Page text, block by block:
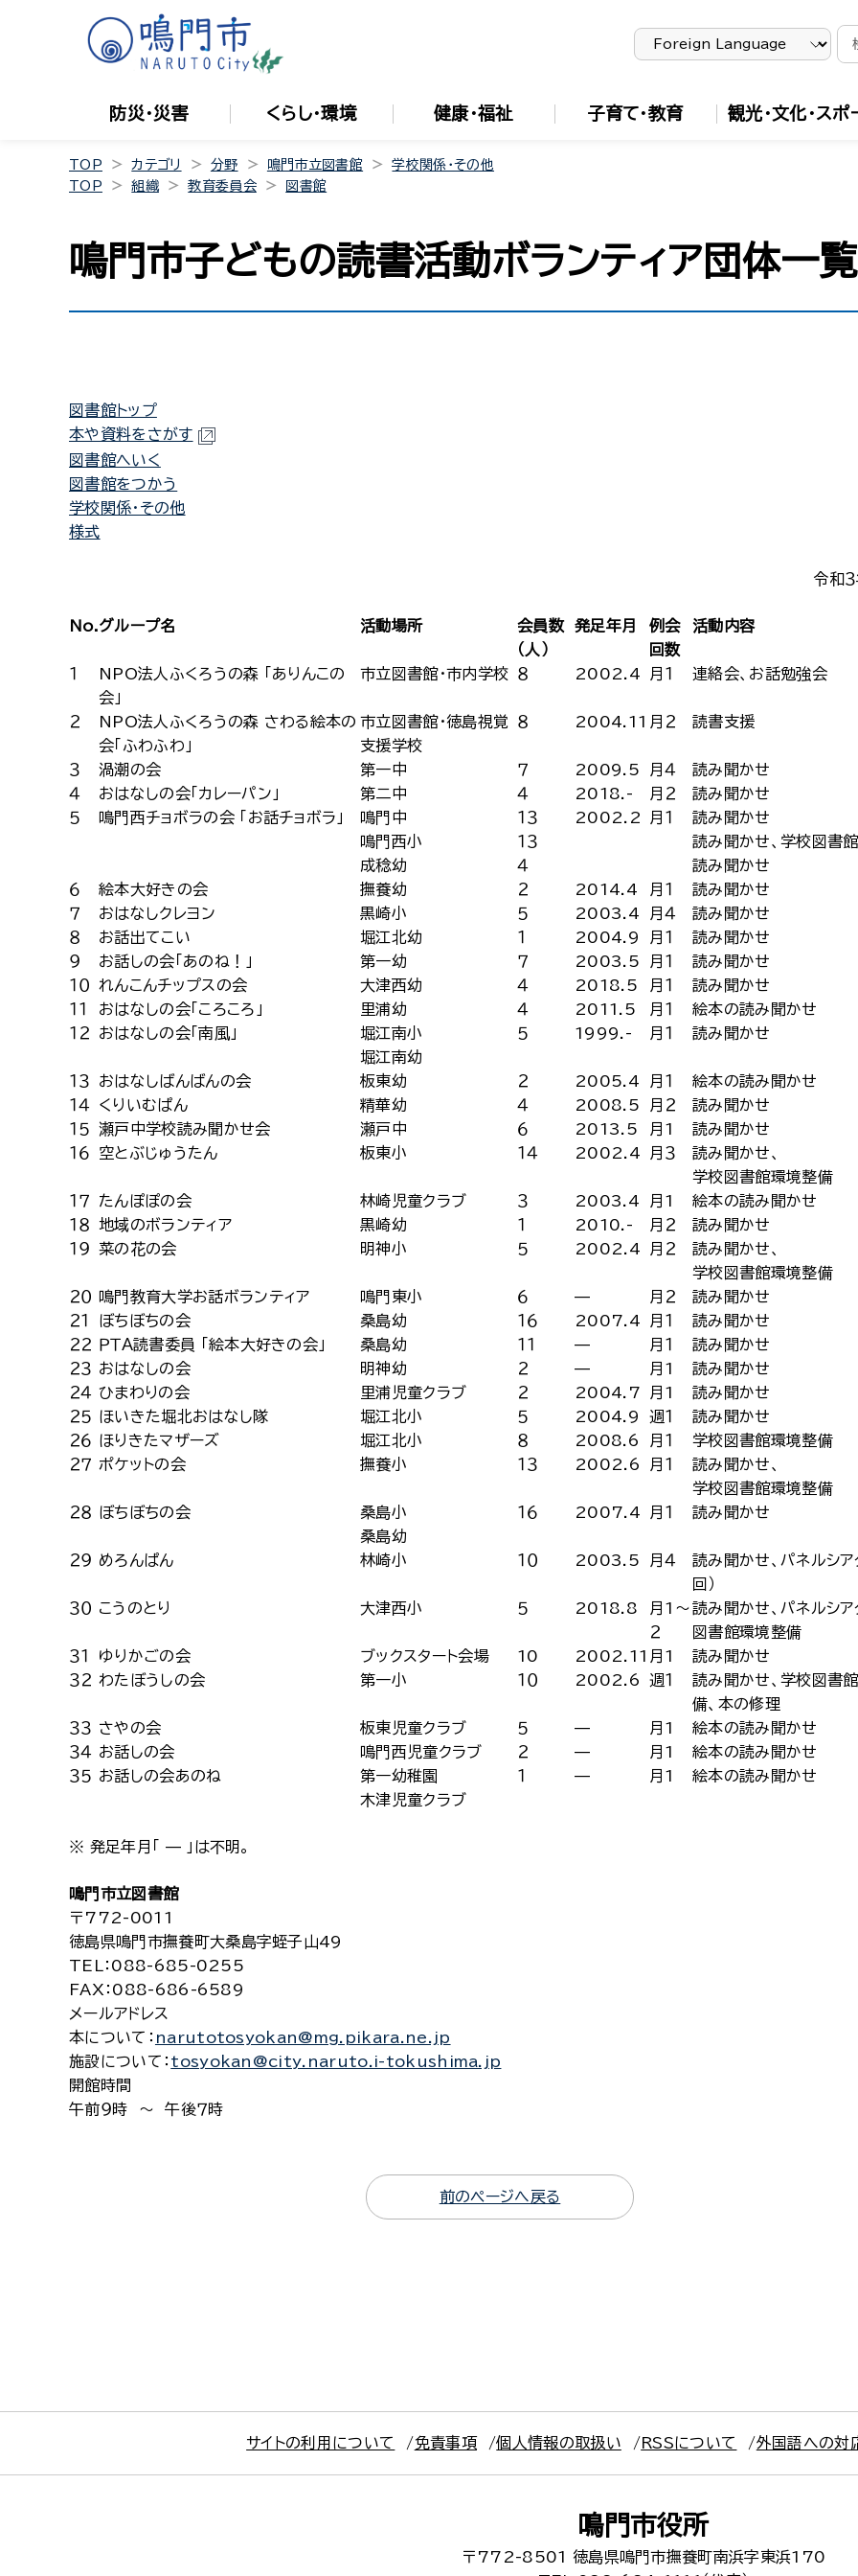
防災・災害 くらし・環境 健康・福祉 子育て・教育 観光・文化・スポ
TOP カテゴリ 分野 鳴門市立図書館
学校関係・その他
TOP
組織 教育委員会 図書館
鳴門市子どもの読書活動ボランティア団体一
図書館トップ
本や資料をさがす
図書館へいく
図書館をつかう
学校関係・その他
様式
令和
No.グループ名 活動場所
会員数
（人）
発足年月
例会
回数
活動内容
１
NPO法人ふくろうの森 「ありんこの
会」
市立図書館・市内学校 ８ 2002.4 月１ 連絡会、お話勉強会
２
NPO法人ふくろうの森 さわる絵本の
会「ふわふわ」
市立図書館・徳島視覚
支援学校
８ 2004.11 月２ 読書支援
３ 渦潮の会 第一中 ７ 2009.5 月４
読み聞かせ
４
おはなしの会「カレーパン」 第二中 ４ 2018.- 月２
読み聞かせ
５
鳴門西チョボラの会 「お話チョボラ」
鳴門中
鳴門西小
成稔幼
１３
１３
４
2002.2 月１
読み聞かせ
読み聞かせ、学校図書
読み聞かせ
６
絵本大好きの会 撫養幼 ２ 2014.4 月１
読み聞かせ
７
おはなしクレヨン 黒崎小 ５ 2003.4 月４
読み聞かせ
８
お話出てこい 堀江北幼 １ 2004.9 月１
読み聞かせ
９
お話しの会「あのね！」 第一幼 ７ 2003.5 月１
読み聞かせ
１０
れんこんチップスの会 大津西幼 ４ 2018.5 月１
読み聞かせ
１１
おはなしの会「ころころ」 里浦幼 ４ 2011.5 月１
絵本の読み聞かせ
１２
おはなしの会「南風」
堀江南小
堀江南幼
５ 1999.- 月１ 読み聞かせ
１３ おはなしばんばんの会 板東幼 ２ 2005.4 月１
絵本の読み聞かせ
１４
くりいむぱん 精華幼 ４ 2008.5 月２
読み聞かせ
１５
瀬戸中学校読み聞かせ会 瀬戸中 ６ 2013.5 月1
読み聞かせ
１６
空とぶじゅうたん 板東小 １４ 2002.4 月３
読み聞かせ、
学校図書館環境整備
１７
たんぽぽの会 林崎児童クラブ ３ 2003.4 月1
絵本の読み聞かせ
１８
地域のボランティア 黒崎幼 １ 2010.- 月２
読み聞かせ
１９
菜の花の会 明神小 ５ 2002.4 月２
読み聞かせ、
学校図書館環境整備
２０
鳴門教育大学お話ボランティア 鳴門東小 ６ — 月２
読み聞かせ
２１
ぼちぼちの会 桑島幼 １６ 2007.4 月１
読み聞かせ
２２
ＰＴＡ読書委員 「絵本大好きの会」 桑島幼 １１ — 月１
読み聞かせ
２３ おはなしの会 明神幼 ２ — 月1
読み聞かせ
２４ ひまわりの会 里浦児童クラブ ２ 2004.7 月1
読み聞かせ
２５ ほいきた堀北おはなし隊 堀江北小 ５ 2004.9 週１
読み聞かせ
２６ ほりきたマザーズ 堀江北小 ８ 2008.6 月１
学校図書館環境整備
２７ ポケットの会 撫養小 １３ 2002.6 月１
読み聞かせ、
学校図書館環境整備
２８ ぼちぼちの会
桑島小
桑島幼
１６ 2007.4 月１ 読み聞かせ
２９ めろんぱん 林崎小 １０ 2003.5 月４
読み聞かせ、パネルシア
回）
３０ こうのとり 大津西小 ５ 2018.8
月1～
２
読み聞かせ、パネルシア
図書館環境整備
３１
ゆりかごの会 ブックスタート会場 10 2002.11 月1
読み聞かせ
３２ わたぼうしの会 第一小 １０ 2002.6 週１
読み聞かせ、学校図書
備、本の修理
３３ さやの会 板東児童クラブ ５ — 月1
絵本の読み聞かせ
３４ お話しの会 鳴門西児童クラブ ２ — 月1
絵本の読み聞かせ
３５ お話しの会あのね
第一幼稚園
木津児童クラブ
１ — 月1 絵本の読み聞かせ
※ 発足年月「 — 」は不明。
鳴門市立図書館
〒772-0011
徳島県鳴門市撫養町大桑島字蛭子山49
TEL
：088-685-0255
FAX ：088-686-6589
メールアドレス
本について ： narutotosyokan@mg.pikara.ne.jp
施設について ： tosyokan@city.naruto.i-tokushima.jp
開館時間
午前９時 ～ 午後７時
前のページへ戻る
サイトの利用について 免責事項 個人情報の取扱い RSSについて 外国語への対
鳴門市役所
〒772-8501
徳島県鳴門市撫養町南浜字東浜170